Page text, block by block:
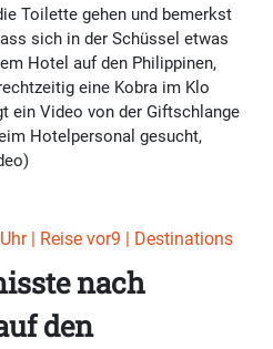
Toilette gehen und bemerkst
sich in der Schüssel etwas
Hotel auf den Philippinen,
eine Kobra im Klo
ein Video von der Giftschlange
Hotelpersonal gesucht,
| Reise vor9 | Destinations
nach
den